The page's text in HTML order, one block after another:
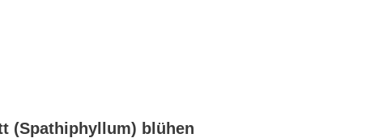
(Spathiphyllum) blühen